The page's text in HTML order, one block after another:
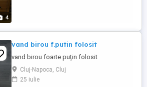
4
vand birou f.putin folosit
vand birou foarte puțin folosit
Cluj-Napoca, Cluj
25 iulie